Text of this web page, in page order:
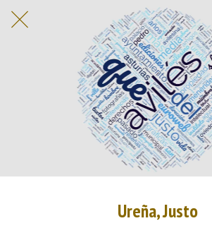
Ureña, Justo